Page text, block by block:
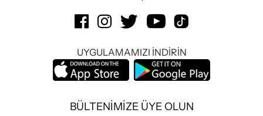
UYGULAMAMIZI İNDİRİN
BÜLTENİMİZE ÜYE OLUN